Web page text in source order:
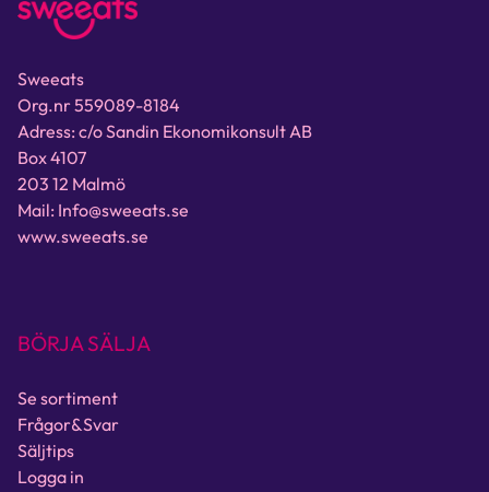
Sweeats
Org.nr 559089-8184
Adress: c/o Sandin Ekonomikonsult AB
Box 4107
203 12 Malmö
Mail: Info@sweeats.se
www.sweeats.se
BÖRJA SÄLJA
Se sortiment
Frågor&Svar
Säljtips
Logga in